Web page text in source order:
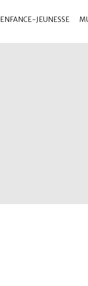
ENFANCE-JEUNESSE